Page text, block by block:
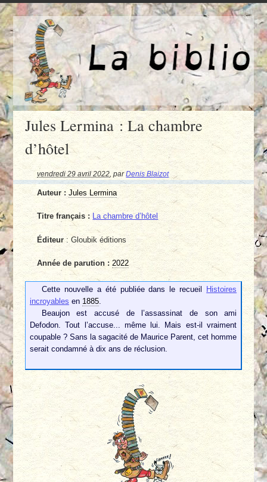
Jules Lermina : La chambre
d’hôtel
vendredi 29 avril 2022,parDenis Blaizot
Auteur : Jules Lermina
Titre français : La chambre d’hôtel
Éditeur : Gloubik éditions
Année de parution : 2022
Cette nouvelle a été publiée dans le recueil
Histoires
incroyables en 1885.
Beaujon est accusé de l’assassinat de son ami
Defodon. Tout l’accuse... même lui. Mais est-il vraiment
coupable ? Sans la sagacité de Maurice Parent, cet homme
serait condamné à dix ans de réclusion.